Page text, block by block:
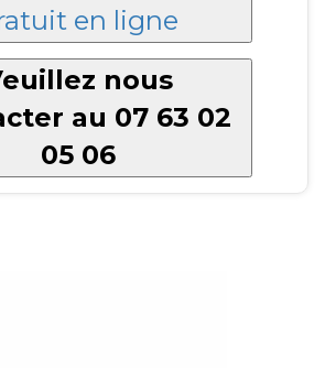
en ligne
nous
au 07 63 02
05 06